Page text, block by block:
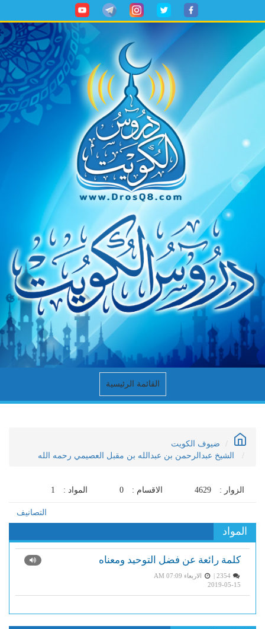
القائمة الرئيسية
ضيوف الكويت
الشيخ عبدالرحمن بن عبدالله بن مقبل العصيمي رحمه الله
الزوار : 4629 الاقسام : 0 المواد : 1
التصانيف
المواد
كلمة رائعة عن فضل التوحيد ومعناه
2354 |
الاربعاء AM 07:09
2019-05-15